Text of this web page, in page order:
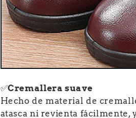
✅Cremallera suave
Hecho de material de
atasca ni revienta fácilmente,